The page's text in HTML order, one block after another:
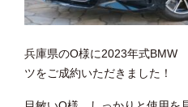
兵庫県のO様に2023年式
ツをご成約いただきました！